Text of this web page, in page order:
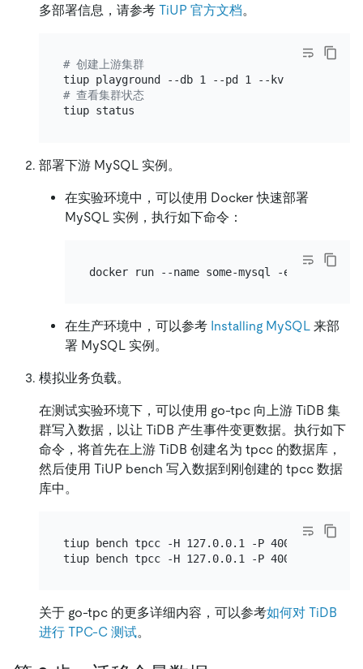
多部署信息，请参考 TiUP 官方文档。
# 创建上游集群
# 查看集群状态
部署下游 MySQL 实例。
在实验环境中，可以使用 Docker 快速部署
MySQL 实例，执行如下命令：
在生产环境中，可以参考 Installing MySQL 来部
署 MySQL 实例。
模拟业务负载。
在测试实验环境下，可以使用 go-tpc 向上游 TiDB 集
群写入数据，以让 TiDB 产生事件变更数据。执行如下
命令，将首先在上游 TiDB 创建名为 tpcc 的数据库，
然后使用 TiUP bench 写入数据到刚创建的 tpcc 数据
库中。
tiup bench tpcc -H 127.0.0.1 -P 4000 -D tpcc --
tiup bench tpcc -H 127.0.0.1 -P 4000 -D tpcc
关于 go-tpc 的更多详细内容，可以参考如何对 TiDB
进行 TPC-C 测试。